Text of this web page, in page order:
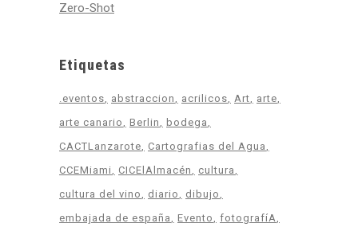
Zero-Shot
Etiquetas
.eventos abstraccion acrilicos Art
arte
arte canario
Berlin
bodega
CACTLanzarote
Cartografias del Agua
CCEMiami
CICElAlmacén
cultura
cultura del vino
diario
dibujo
embajada de españa
Evento
fotografíA